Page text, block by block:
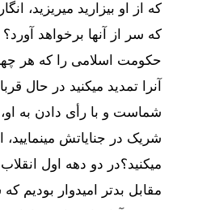
که از او بیزارید میریزید،
که سر از آنها برخواهد آورد؟
حکومت
اسلامی را که هر
آنرا
تمدید میکنید در حال
شماست و با رأی دادن به او،
شریک در جنایاتش مینمایید،
میکنید؟در دو دهه اول انقلاب
مقابل بدتر امیدوار بودیم که